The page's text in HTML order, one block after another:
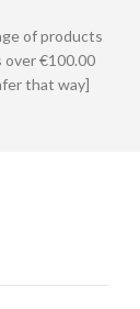
of products
€100.00
that way]